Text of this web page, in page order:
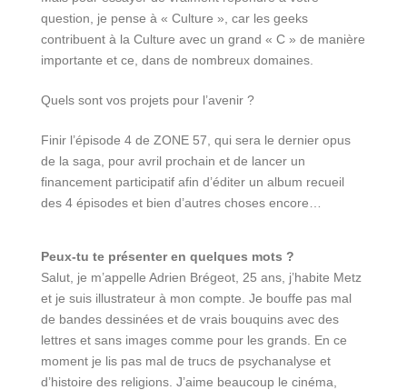
question, je pense à « Culture », car les geeks
contribuent à la Culture avec un grand « C » de manière
importante et ce, dans de nombreux domaines.
Quels sont vos projets pour l’avenir ?
Finir l’épisode 4 de ZONE 57, qui sera le dernier opus
de la saga, pour avril prochain et de lancer un
financement participatif afin d’éditer un album recueil
des 4 épisodes et bien d’autres choses encore…
Peux-tu te présenter en quelques mots ?
Salut, je m’appelle Adrien Brégeot, 25 ans, j’habite Metz
et je suis illustrateur à mon compte. Je bouffe pas mal
de bandes dessinées et de vrais bouquins avec des
lettres et sans images comme pour les grands. En ce
moment je lis pas mal de trucs de psychanalyse et
d’histoire des religions. J’aime beaucoup le cinéma,